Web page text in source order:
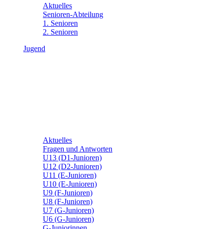
Aktuelles
Senioren-Abteilung
1. Senioren
2. Senioren
Jugend
Aktuelles
Fragen und Antworten
U13 (D1-Junioren)
U12 (D2-Junioren)
U11 (E-Junioren)
U10 (E-Junioren)
U9 (F-Junioren)
U8 (F-Junioren)
U7 (G-Junioren)
U6 (G-Junioren)